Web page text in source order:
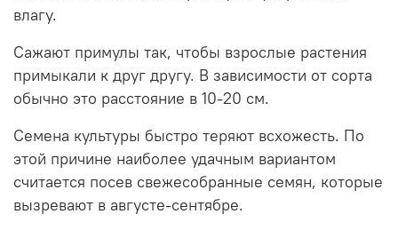
влагу.
Сажают примулы так, чтобы взрослые растения
примыкали к друг другу. В зависимости от сорта
обычно это расстояние в 10-20 см.
Семена культуры быстро теряют всхожесть. По
этой причине наиболее удачным вариантом
считается посев свежесобранные семян, которые
вызревают в августе-сентябре.